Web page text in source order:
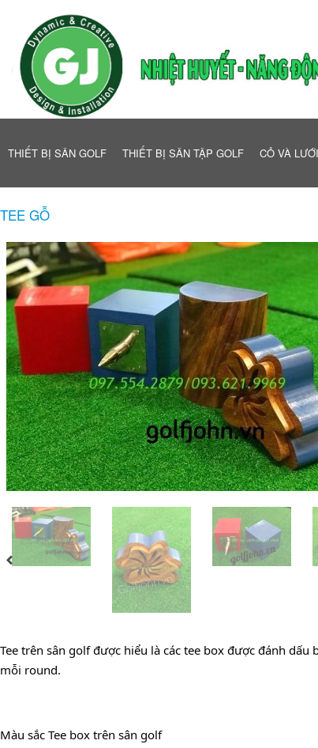
THIẾT BỊ SÂN GOLF THIẾT BỊ SÂN TẬP GOLF CỎ VÀ LƯỚI
TEE GỖ
Tee trên sân golf được hiểu là các tee box được đánh
mỗi round.
Màu sắc Tee box trên sân golf